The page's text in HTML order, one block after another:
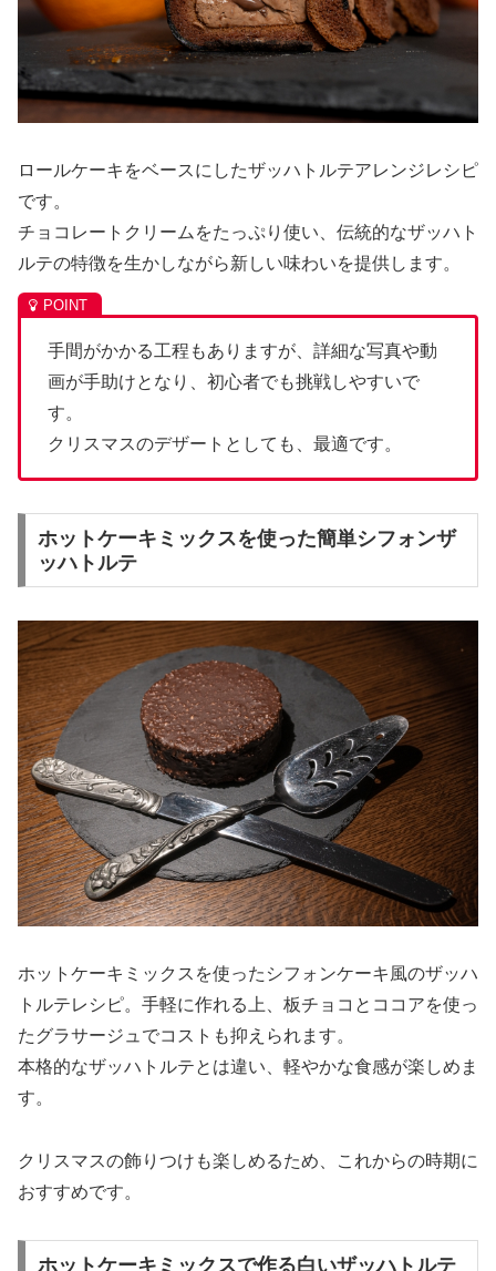
ロールケーキをベースにしたザッハトルテアレンジレシピ
です。
チョコレートクリームをたっぷり使い、伝統的なザッハト
ルテの特徴を生かしながら新しい味わいを提供します。
手間がかかる工程もありますが、詳細な写真や動
画が手助けとなり、初心者でも挑戦しやすいで
す。
クリスマスのデザートとしても、最適です。
ホットケーキミックスを使った簡単シフォンザ
ッハトルテ
ホットケーキミックスを使ったシフォンケーキ風のザッハ
トルテレシピ。手軽に作れる上、板チョコとココアを使っ
たグラサージュでコストも抑えられます。
本格的なザッハトルテとは違い、軽やかな食感が楽しめま
す。
クリスマスの飾りつけも楽しめるため、これからの時期に
おすすめです。
ホットケーキミックスで作る白いザッハトルテ